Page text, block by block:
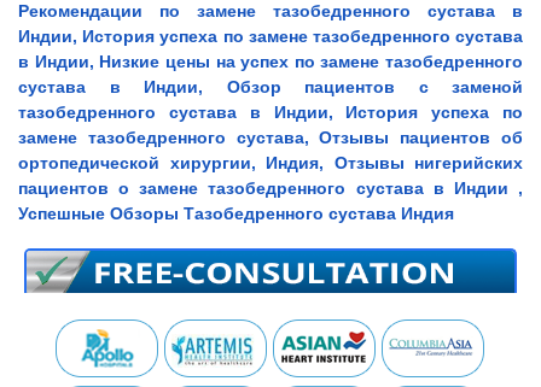
Рекомендации по замене тазобедренного сустава в
Индии, История успеха по замене тазобедренного сустава
в Индии, Низкие цены на успех по замене тазобедренного
сустава в Индии, Обзор пациентов с заменой
тазобедренного сустава в Индии, История успеха по
замене тазобедренного сустава, Отзывы пациентов об
ортопедической хирургии, Индия, Отзывы нигерийских
пациентов о замене тазобедренного сустава в Индии ,
Успешные Обзоры Тазобедренного сустава Индия